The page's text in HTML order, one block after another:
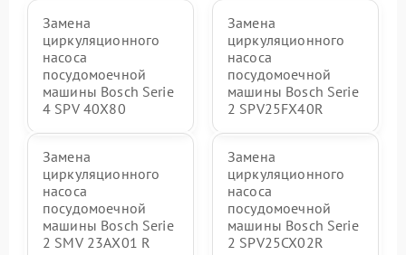
Замена
циркуляционного
насоса
посудомоечной
машины Bosch Serie
4 SPV 40X80
Замена
циркуляционного
насоса
посудомоечной
машины Bosch Serie
2 SPV25FX40R
Замена
циркуляционного
насоса
посудомоечной
машины Bosch Serie
2 SMV 23AX01 R
Замена
циркуляционного
насоса
посудомоечной
машины Bosch Serie
2 SPV25CX02R